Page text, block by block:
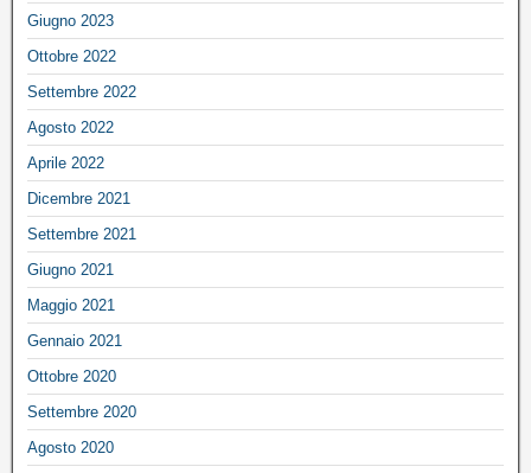
Giugno 2023
Ottobre 2022
Settembre 2022
Agosto 2022
Aprile 2022
Dicembre 2021
Settembre 2021
Giugno 2021
Maggio 2021
Gennaio 2021
Ottobre 2020
Settembre 2020
Agosto 2020